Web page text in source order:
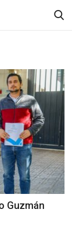
Guzmán